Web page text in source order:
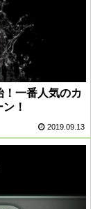
一番人気のカ
！
2019.09.13